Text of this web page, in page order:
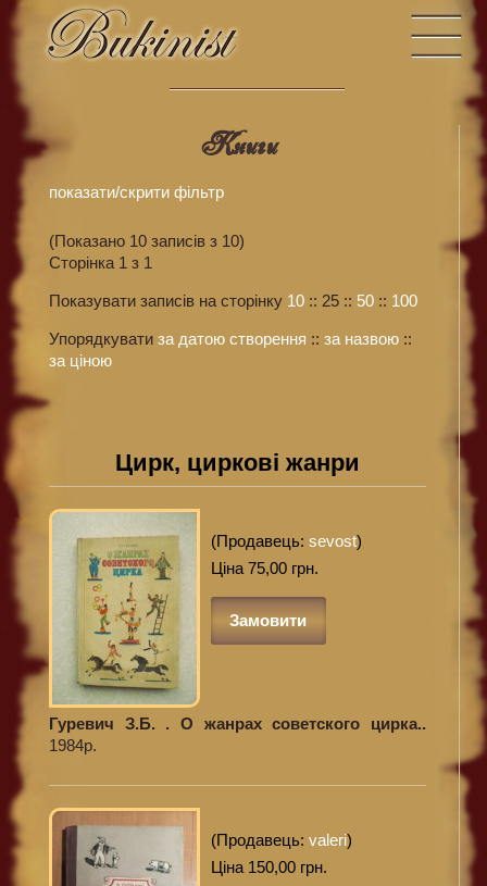
Книги
показати/скрити фiльтр
(Показано 10 записів з 10)
Сторінка 1 з 1
Показувати записів на сторінку 10 :: 25 :: 50 :: 100
Упорядкувати за датою створення :: за назвою ::
за ціною
Цирк, циркові жанри
(Продавець: sevost)
Ціна 75,00 грн.
Замовити
Гуревич З.Б. . О жанрах советского цирка..
1984р.
(Продавець: valeri)
Ціна 150,00 грн.